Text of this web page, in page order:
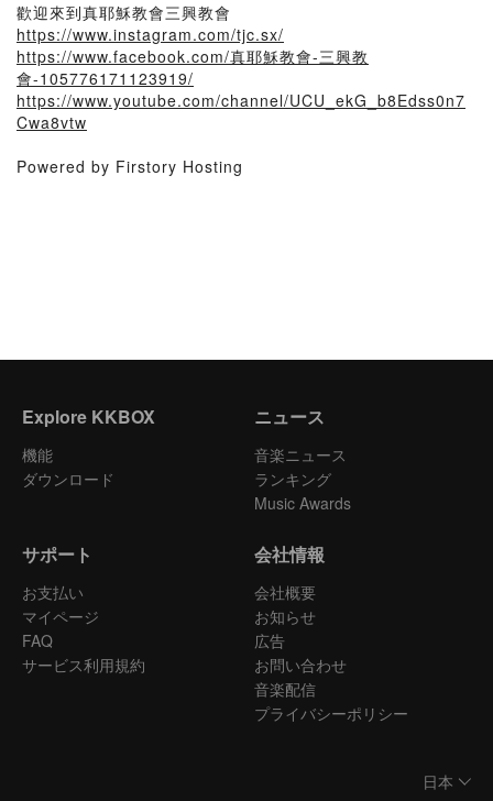
歡迎來到真耶穌教會三興教會
https://www.instagram.com/tjc.sx/
https://www.facebook.com/真耶穌教會-三興教
會-105776171123919/
https://www.youtube.com/channel/UCU_ekG_b8Edss0n7
Cwa8vtw
Powered by Firstory Hosting
Explore KKBOX
機能
ダウンロード
ニュース
音楽ニュース
ランキング
Music Awards
サポート
お支払い
マイページ
FAQ
サービス利用規約
会社情報
会社概要
お知らせ
広告
お問い合わせ
音楽配信
プライバシーポリシー
日本